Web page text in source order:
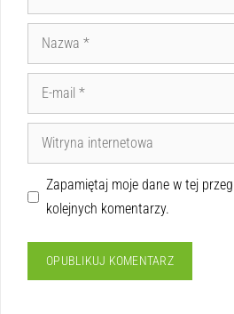
Zapamiętaj moje dane w tej
kolejnych komentarzy.